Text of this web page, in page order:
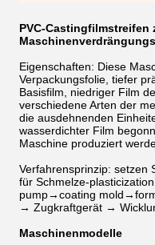
PVC-Castingfilmstreifen
Eigenschaften: Diese
Verpackungsfolie, tiefer
Basisfilm, niedriger Film
verschiedene Arten der
die ausdehnenden
wasserdichter Film
Maschine produziert
Verfahrensprinzip: setzen
für Schmelze-
pump→coating
→ Zugkraftgerät →
Maschinenmodelle